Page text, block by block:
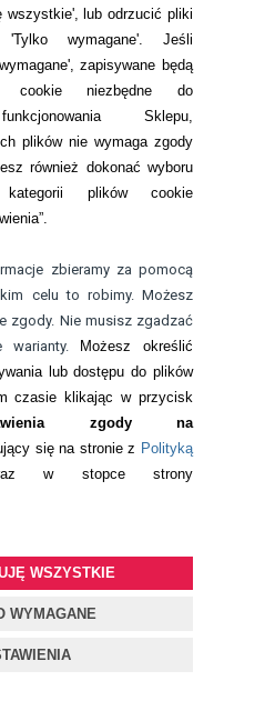
wszystkie', lub odrzucić pliki
wymagane'. Jeśli
zapisywane będą
cookie niezbędne do
Sklepu,
plików nie wymaga zgody
również dokonać wyboru
kategorii plików cookie
zbieramy za pomocą
celu to robimy. Możesz
zgody. Nie musisz zgadzać
warianty.
Możesz określić
lub dostępu do plików
czasie klikając w przycisk
zgody na
się na stronie z Polityką
w stopce strony
WSZYSTKIE
WYMAGANE
269,99 pln
SOCZEWKI JOHNSON &
JOHNSON
OASYS
MAX 1-DAY
FOR
LOW
Pierwsza i jedyna
soczewka
multifokalna toryczna1
MULTIFOCAL for
ADD: LOW to
i jedyna jednodniowa
soczewka kontaktowa
toryczna1. To opcja
dedykowana osobom z
które po około
159,99pln